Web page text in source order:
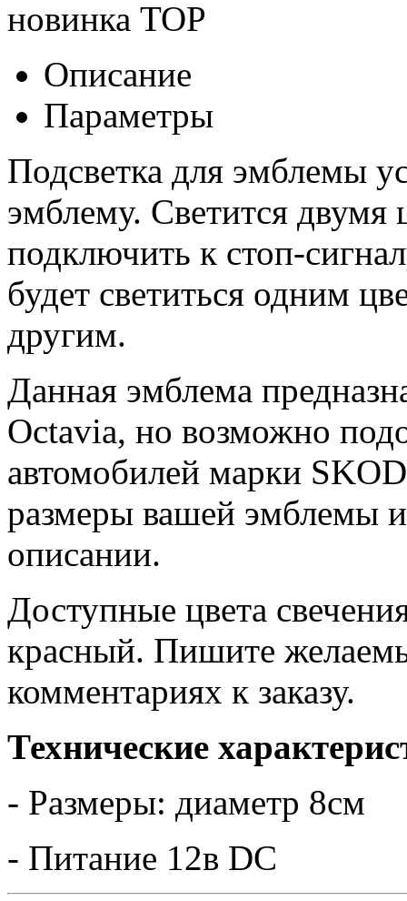
новинка TOP
Описание
Параметры
Подсветка для эмблемы
эмблему. Светится
подключить к стоп-
будет светиться одним
другим.
Данная эмблема
Octavia, но возможно
автомобилей марки
размеры вашей эмблемы
описании.
Доступные цвета
красный. Пишите
комментариях к заказу.
Технические
- Размеры: диаметр 8см
- Питание 12в DC